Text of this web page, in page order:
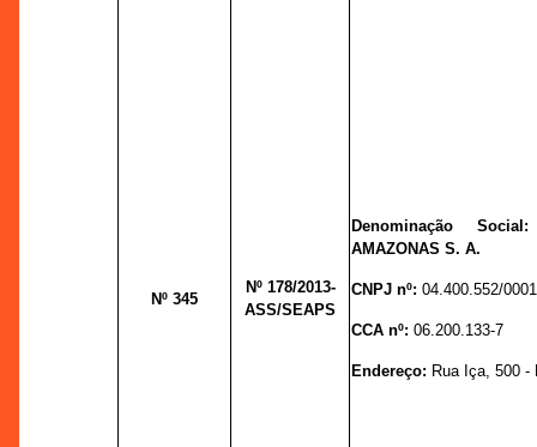
Nº 345
Nº 178/2013-
ASS/SEAPS
Denominação
AMAZONAS S. A.
CNPJ nº:04.400.552/
CCA nº:06.200.133-7
Endereço: Rua Iça, 500 -